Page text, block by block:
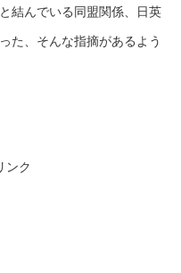
結んでいる同盟関係、日英
た、そんな指摘があるよう
ンク